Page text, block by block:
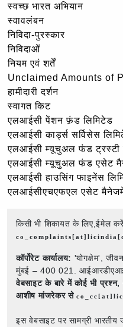
स्वच्छ भारत अभियान
स्वावलंबन
निविदा-पुरस्कार
निविदाओं
नियम एवं शर्तें
Unclaimed Amounts of
हामीदारी दर्शन
स्वागत किट
एलआईसी पेंशन फ़ंड लिमिटेड
एलआईसी कार्ड्स सर्विसेस
एलआईसी म्यूचुअल फंड ट्रस्टी
एलआईसी म्यूचुअल फंड एसेट
एलआईसी हाउसिंग फाइनेंस
एलआईसीएचएफएल एसेट
किसी भी शिकायत के लिए,ईमेल
कॉर्पोरेट कार्यालय: 'योगक्षेम',
मुंबई – 400 021.
वेबसाइट के बारे में कोई भी प्रश्न,
आशीष मांजरेकर से
इस वेबसाइट पर सामग्री भारतीय